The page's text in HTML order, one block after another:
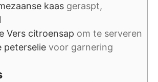
kaas geraspt,
Vers citroensap om te serveren
peterselie voor garnering